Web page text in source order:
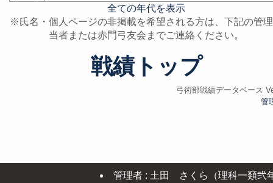
全ての年代を表示
※氏名・個人ページの非掲載を希望される方は、下記の管
当者または赤門弓友会までご連絡ください。
戦績トップ
弓術部戦績データベース
管
管理者 : 土田 さくら（理科一類弐